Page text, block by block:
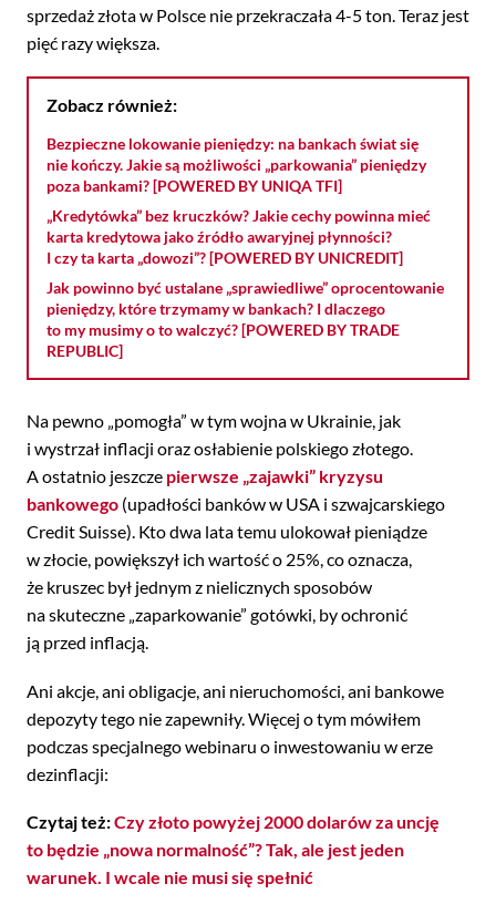
sprzedaż złota w Polsce nie przekraczała 4-5 ton. Teraz jest
pięć razy większa.
Zobacz również:
Bezpieczne lokowanie pieniędzy: na bankach świat się
nie kończy. Jakie są możliwości „parkowania” pieniędzy
poza bankami? [POWERED BY UNIQA TFI]
„Kredytówka” bez kruczków? Jakie cechy powinna mieć
karta kredytowa jako źródło awaryjnej płynności?
I czy ta karta „dowozi”? [POWERED BY UNICREDIT]
Jak powinno być ustalane „sprawiedliwe” oprocentowanie
pieniędzy, które trzymamy w bankach? I dlaczego
to my musimy o to walczyć? [POWERED BY TRADE
REPUBLIC]
Na pewno „pomogła” w tym wojna w Ukrainie, jak
i wystrzał inflacji oraz osłabienie polskiego złotego.
A ostatnio jeszcze pierwsze „zajawki” kryzysu
bankowego (upadłości banków w USA i szwajcarskiego
Credit Suisse). Kto dwa lata temu ulokował pieniądze
w złocie, powiększył ich wartość o 25%, co oznacza,
że kruszec był jednym z nielicznych sposobów
na skuteczne „zaparkowanie” gotówki, by ochronić
ją przed inflacją.
Ani akcje, ani obligacje, ani nieruchomości, ani bankowe
depozyty tego nie zapewniły. Więcej o tym mówiłem
podczas specjalnego webinaru o inwestowaniu w erze
dezinflacji:
Czytaj też:Czy złoto powyżej 2000 dolarów za uncję
to będzie „nowa normalność”? Tak, ale jest jeden
warunek. I wcale nie musi się spełnić